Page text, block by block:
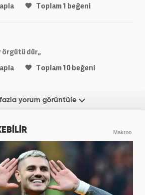
Toplam1 beğeni
örgütü dür,,
Toplam10beğeni
yorum görüntüle
Makroo